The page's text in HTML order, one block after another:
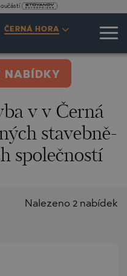
ČERNÁ HORA
NABÍDKY
v v Černá
stavebně-
společností
Nalezeno 2 nabídek